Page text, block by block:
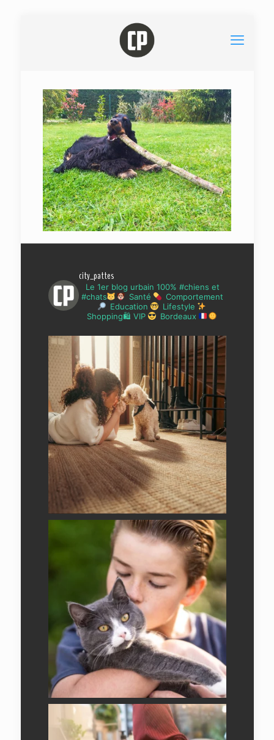
city_pattes
Le 1er blog urbain 100% #chiens et
#chats
Santé
Comportement
Education
Lifestyle
Shopping🛍 VIP
Bordeaux